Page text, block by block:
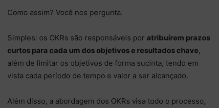
Como assim? Você nos pergunta.
Simples: os OKRs são responsáveis por atribuírem prazos
curtos para cada um dos objetivos e resultados chave,
além de limitar os objetivos de forma sucinta, tendo em
vista cada período de tempo e valor a ser alcançado.
Além disso, a abordagem dos OKRs visa todo o processo,